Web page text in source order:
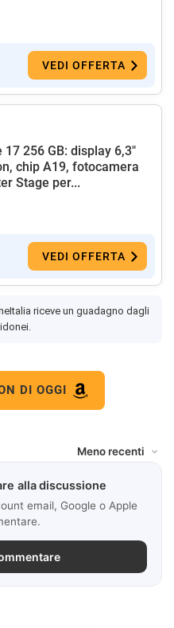
VEDI OFFERTA
17 256 GB: display 6,3"
chip A19, fotocamera
Stage per...
VEDI OFFERTA
riceve un guadagno dagli
DI OGGI
alla discussione
email, Google o Apple